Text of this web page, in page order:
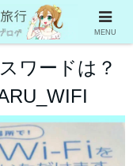
ワードは？
MENU